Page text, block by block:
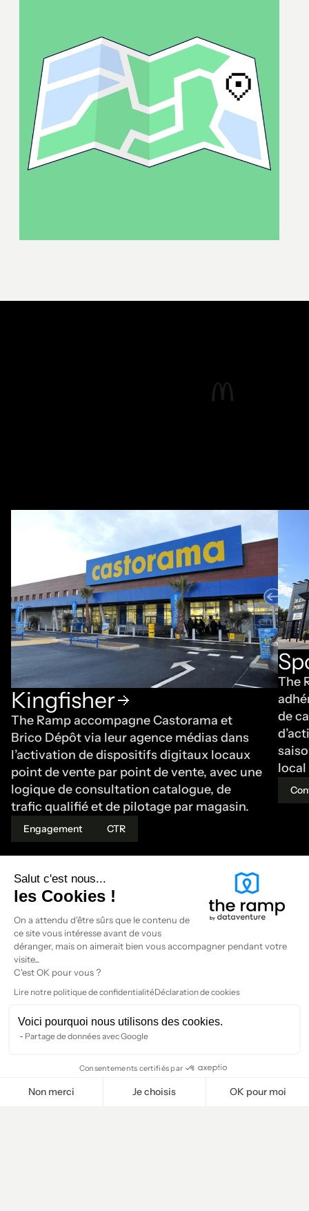
Kingfisher
The Ramp accompagne Castorama et
Brico Dépôt via leur agence médias dans
l’activation de dispositifs digitaux locaux
point de vente par point de vente, avec une
logique de consultation catalogue, de
trafic qualifié et de pilotage par magasin.
Engagement CTR
The
de
local
Salut c'est nous...
les Cookies !
On a attendu d'être sûrs que le contenu de
ce site vous intéresse avant de vous
déranger, mais on aimerait bien vous accompagner pendant votre
visite...
C'est OK pour vous ?
Lire notre politique de confidentialitéDéclaration de cookies
Voici pourquoi nous utilisons des cookies.
Partage de données avec Google
Consentements certifiés par
Non merci Je choisis OK pour moi